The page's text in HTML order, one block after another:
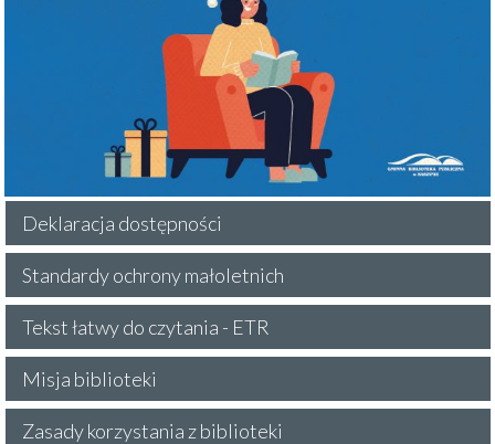
Deklaracja dostępności
Standardy ochrony małoletnich
Tekst łatwy do czytania - ETR
Misja biblioteki
Zasady korzystania z biblioteki